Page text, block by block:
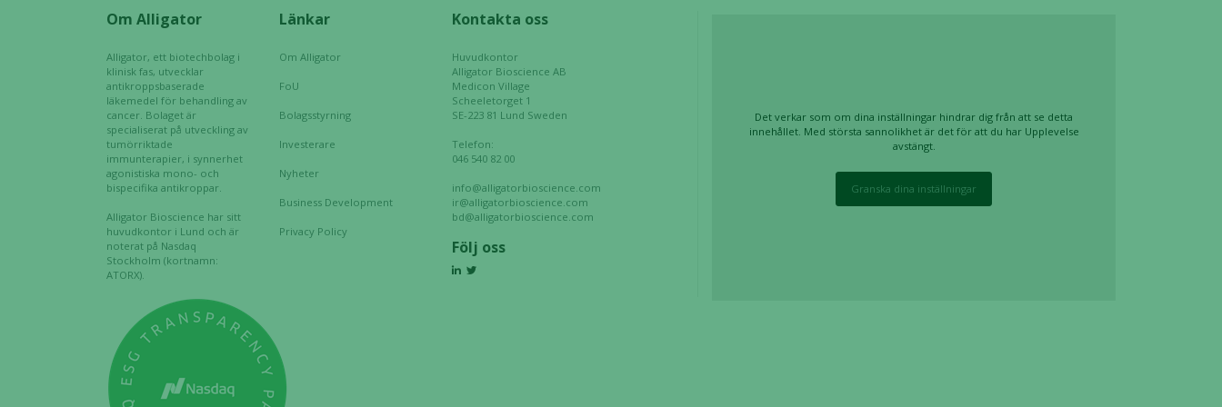
Om Alligator
Alligator, ett biotechbolag i
klinisk fas, utvecklar
antikroppsbaserade
läkemedel för behandling av
cancer. Bolaget är
specialiserat på utveckling av
tumörriktade
immunterapier, i synnerhet
agonistiska mono- och
bispecifika antikroppar.
Alligator Bioscience har sitt
huvudkontor i Lund och är
noterat på Nasdaq
Stockholm (kortnamn:
ATORX).
Länkar
Om Alligator
FoU
Bolagsstyrning
Investerare
Nyheter
Business Development
Privacy Policy
Kontakta oss
Huvudkontor
Alligator Bioscience AB
Medicon Village
Scheeletorget 1
SE-223 81 Lund Sweden
Telefon:
046 540 82 00
info@alligatorbioscience.com
ir@alligatorbioscience.com
bd@alligatorbioscience.com
Följ oss
Det verkar som om dina inställningar hindrar dig från att se detta
innehållet. Med största sannolikhet är det för att du har Upplevelse
avstängt.
Granska dina inställningar